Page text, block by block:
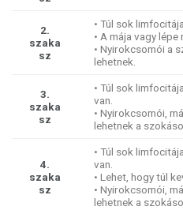
2.
szaka
sz
• Túl sok
• A mája vagy
• Nyirokcsomói a
lehetnek.
3.
szaka
sz
• Túl sok
van.
• Nyirokcsomói,
lehetnek a
4.
szaka
sz
• Túl sok
van.
• Lehet, hogy túl
• Nyirokcsomói,
lehetnek a